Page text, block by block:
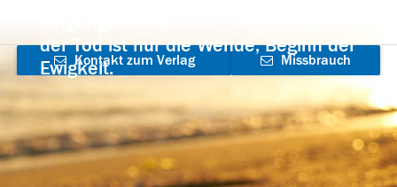
der Tod ist nur die Wende, Beginn der
Ewigkeit.
Kontakt zum Verlag
aufnehmen
Missbrauch